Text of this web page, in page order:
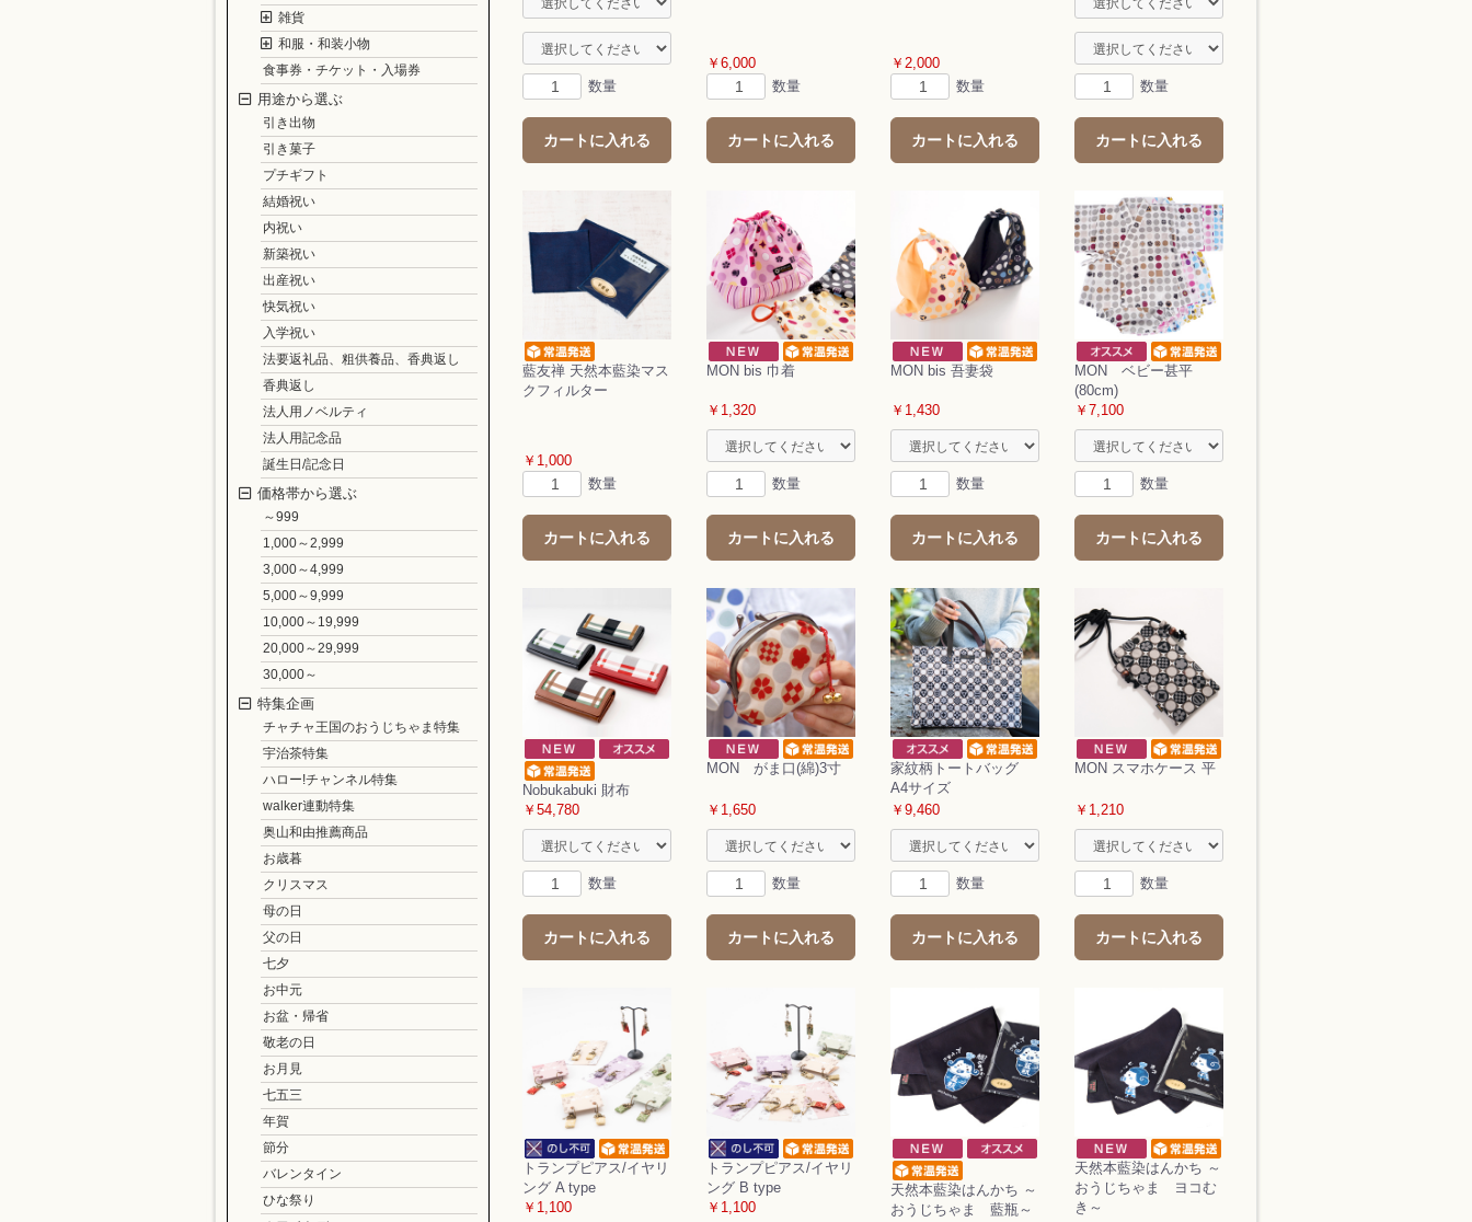
雑貨
和服・和装小物
食事券・チケット・入場券
用途から選ぶ
引き出物
引き菓子
プチギフト
結婚祝い
内祝い
新築祝い
出産祝い
快気祝い
入学祝い
法要返礼品、粗供養品、香典返し
香典返し
法人用ノベルティ
法人用記念品
誕生日/記念日
価格帯から選ぶ
～999
1,000～2,999
3,000～4,999
5,000～9,999
10,000～19,999
20,000～29,999
30,000～
特集企画
チャチャ王国のおうじちゃま特集
宇治茶特集
ハロー!チャンネル特集
walker連動特集
奥山和由推薦商品
お歳暮
クリスマス
母の日
父の日
七夕
お中元
お盆・帰省
敬老の日
お月見
七五三
年賀
節分
バレンタイン
ひな祭り
数量
カートに入れる
￥6,000
数量
カートに入れる
￥2,000
数量
カートに入れる
数量
カートに入れる
藍友禅 天然本藍染マス
クフィルター
￥1,000
数量
カートに入れる
MON bis 巾着
￥1,320
数量
カートに入れる
MON bis 吾妻袋
￥1,430
数量
カートに入れる
MON ベビー甚平
(80cm)
￥7,100
数量
カートに入れる
Nobukabuki 財布
￥54,780
数量
カートに入れる
MON がま口(綿)3寸
￥1,650
数量
カートに入れる
家紋柄トートバッグ
A4サイズ
￥9,460
数量
カートに入れる
MON スマホケース 平
￥1,210
数量
カートに入れる
トランプピアス/イヤリ
ング A type
￥1,100
トランプピアス/イヤリ
ング B type
￥1,100
天然本藍染はんかち ～
おうじちゃま 藍瓶～
天然本藍染はんかち ～
おうじちゃま ヨコむ
き～
お買い物を続ける カートへ進む